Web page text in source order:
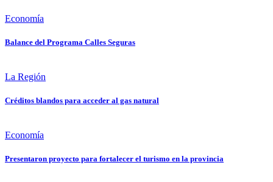
Economía
Balance del Programa Calles Seguras
La Región
Créditos blandos para acceder al gas natural
Economía
Presentaron proyecto para fortalecer el turismo en la provincia